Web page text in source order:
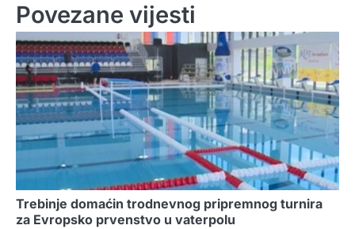
Povezane vijesti
Trebinje domaćin trodnevnog pripremnog turnira
za Evropsko prvenstvo u vaterpolu